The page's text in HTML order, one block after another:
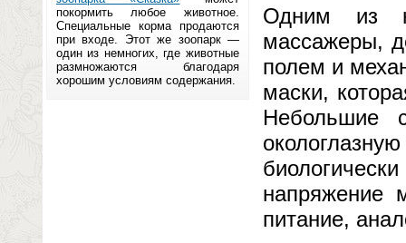
покормить любое животное.
Специальные корма продаются
при входе. Этот же зоопарк —
один из немногих, где животные
размножаются благодаря
хорошим условиям содержания.
Одним из
массажеры,
полем и
маски,
Небольшие
напряжение
питание,